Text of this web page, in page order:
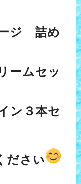
ジ 詰め
ームセッ
ン３本セ
ださい